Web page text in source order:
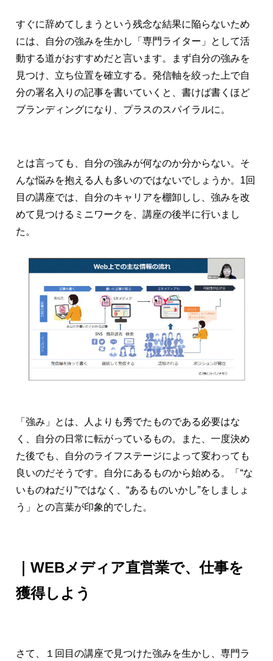
すぐに辞めてしまうという残念な結果に陥らないため
には、自分の強みを生かし「専門ライター」として活
動する道がおすすめだと言います。まず自分の強みを
見つけ、立ち位置を確立する。発信軸を絞った上で自
分の署名入りの記事を書いていくと、書けば書くほど
ブランディングになり、プラスのスパイラルに。
とは言っても、自分の強みが何なのか分からない。そ
んな悩みを抱える人も多いのではないでしょうか。1回
目の講座では、自分のキャリアを棚卸しし、強みを改
めて見つけるミニワークを、講座の後半に行いまし
た。
「強み」とは、人よりも秀でたものである必要はな
く、自分の日常に転がっているもの。また、一度決め
た後でも、自分のライフステージによって変わっても
良いのだそうです。自分にあるものから始める。「“な
いものねだり”ではなく、“あるものいかし”をしましょ
う」との言葉が印象的でした。
｜WEBメディア直営業で、仕事を
獲得しよう
さて、１回目の講座で見つけた強みを生かし、専門ラ